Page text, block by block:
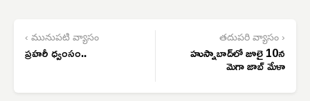
‹ మునుపటి వ్యాసం
ప్రహరీ ధ్వంసం..
తదుపరి వ్యాసం ›
హుస్నాబాద్‌లో జూలై 10న
మెగా జాబ్ మేళా